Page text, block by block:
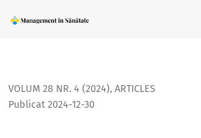
VOLUM 28 NR. 4 (2024), ARTICLES
Publicat 2024-12-30